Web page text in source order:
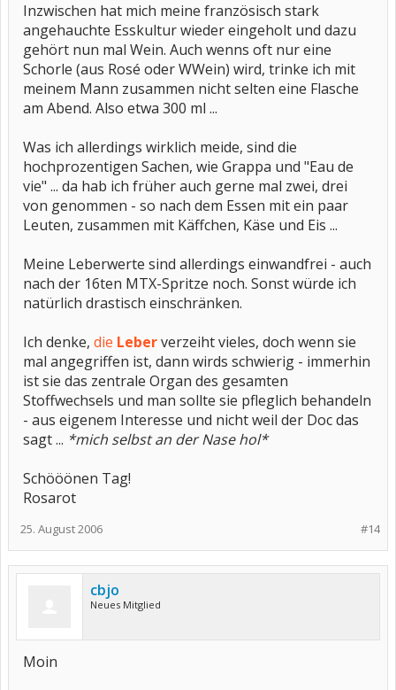
Inzwischen hat mich meine französisch stark
angehauchte Esskultur wieder eingeholt und dazu
gehört nun mal Wein. Auch wenns oft nur eine
Schorle (aus Rosé oder WWein) wird, trinke ich mit
meinem Mann zusammen nicht selten eine Flasche
am Abend. Also etwa 300 ml ...
Was ich allerdings wirklich meide, sind die
hochprozentigen Sachen, wie Grappa und "Eau de
vie" ... da hab ich früher auch gerne mal zwei, drei
von genommen - so nach dem Essen mit ein paar
Leuten, zusammen mit Käffchen, Käse und Eis ...
Meine Leberwerte sind allerdings einwandfrei - auch
nach der 16ten MTX-Spritze noch. Sonst würde ich
natürlich drastisch einschränken.
Ich denke, die Leberverzeiht vieles, doch wenn sie
mal angegriffen ist, dann wirds schwierig - immerhin
ist sie das zentrale Organ des gesamten
Stoffwechsels und man sollte sie pfleglich behandeln
- aus eigenem Interesse und nicht weil der Doc das
sagt ... *mich selbst an der Nase hol*
Schööönen Tag!
Rosarot
#14
25. August 2006
cbjo
Neues Mitglied
Moin